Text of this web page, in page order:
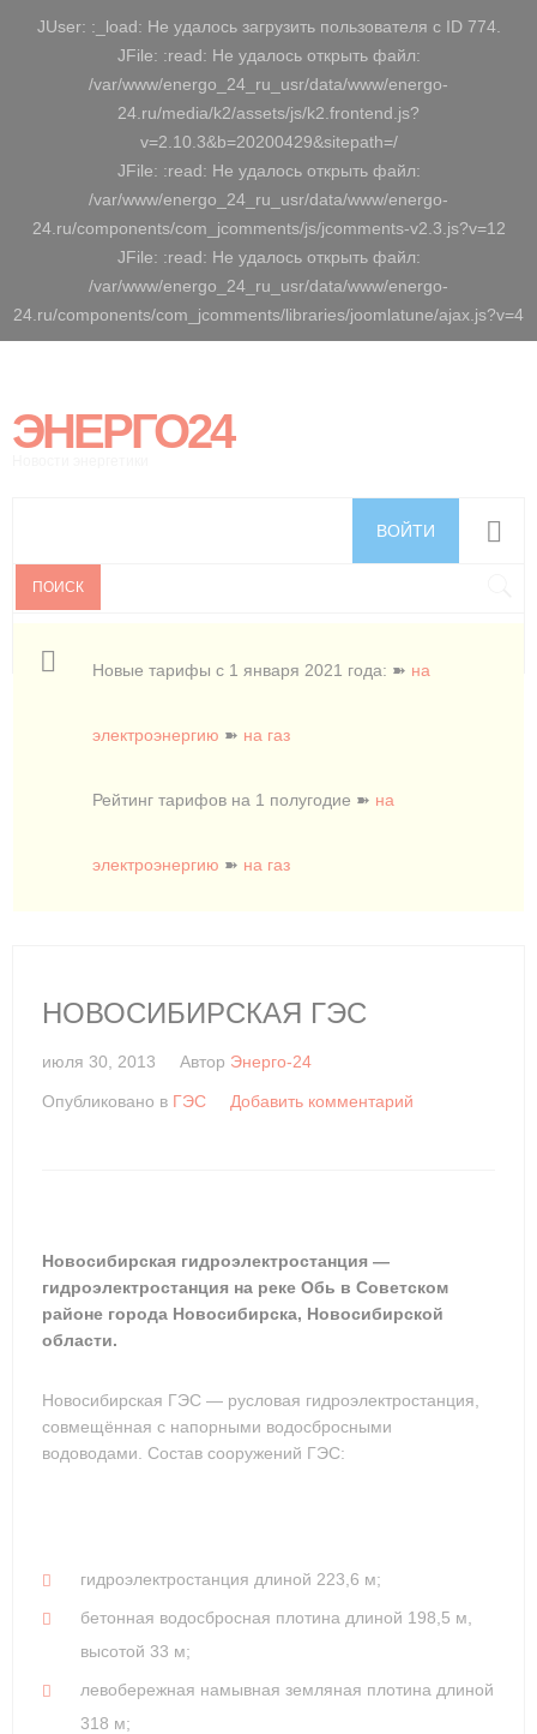
JUser: :_load: Не удалось загрузить пользователя с ID 774.
JFile: :read: Не удалось открыть файл:
/var/www/energo_24_ru_usr/data/www/energo-
24.ru/media/k2/assets/js/k2.frontend.js?
v=2.10.3&b=20200429&sitepath=/
JFile: :read: Не удалось открыть файл:
/var/www/energo_24_ru_usr/data/www/energo-
24.ru/components/com_jcomments/js/jcomments-v2.3.js?v=12
JFile: :read: Не удалось открыть файл:
/var/www/energo_24_ru_usr/data/www/energo-
24.ru/components/com_jcomments/libraries/joomlatune/ajax.js?v=4
ЭНЕРГО24
ВОЙТИ
Новые тарифы с 1 января 2021 года: ➽ на
электроэнергию ➽ на газ
Рейтинг тарифов на 1 полугодие ➽ на
электроэнергию ➽ на газ
ПОИСК
НОВОСИБИРСКАЯ ГЭС
июля 30, 2013 Автор Энерго-24
Опубликовано в ГЭС Добавить комментарий
Новосибирская гидроэлектростанция —
гидроэлектростанция на реке Обь в Советском
районе города Новосибирска, Новосибирской
области.
Новосибирская ГЭС — русловая гидроэлектростанция,
совмещённая с напорными водосбросными
водоводами. Состав сооружений ГЭС:
гидроэлектростанция длиной 223,6 м;
бетонная водосбросная плотина длиной 198,5 м,
высотой 33 м;
левобережная намывная земляная плотина длиной
318 м;